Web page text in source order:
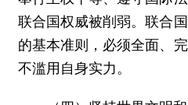
联合国权威被削弱。联合
的基本准则，必须全面、
不滥用自身实力。